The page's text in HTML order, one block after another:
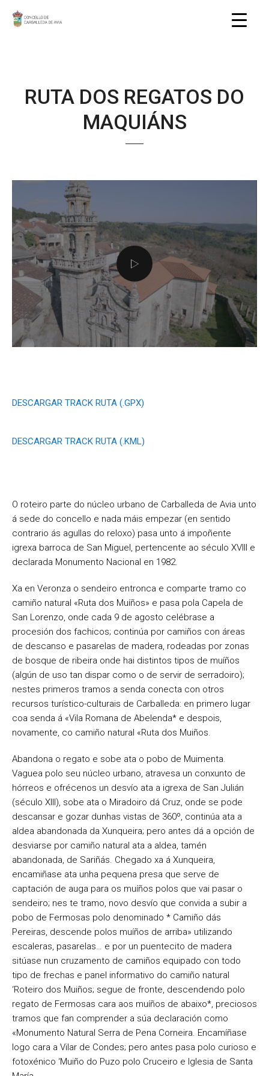
RUTA DOS REGATOS DO
MAQUIÁNS
DESCARGAR TRACK RUTA (.GPX)
DESCARGAR TRACK RUTA (.KML)
O roteiro parte do núcleo urbano de Carballeda de Avia unto
á sede do concello e nada máis empezar (en sentido
contrario ás agullas do reloxo) pasa unto á impoñente
igrexa barroca de San Miguel, pertencente ao século XVIIl e
declarada Monumento Nacional en 1982.
Xa en Veronza o sendeiro entronca e comparte tramo co
camiño natural «Ruta dos Muíños» e pasa pola Capela de
San Lorenzo, onde cada 9 de agosto celébrase a
procesión dos fachicos; continúa por camiños con áreas
de descanso e pasarelas de madera, rodeadas por zonas
de bosque de ribeira onde hai distintos tipos de muíños
(algún de uso tan dispar como o de servir de serradoiro);
nestes primeros tramos a senda conecta con otros
recursos turístico-culturais de Carballeda: en primero lugar
coa senda á «Vila Romana de Abelenda* e despois,
novamente, co camiño natural «Ruta dos Muiños.
Abandona o regato e sobe ata o pobo de Muimenta.
Vaguea polo seu núcleo urbano, atravesa un conxunto de
hórreos e ofrécenos un desvío ata a igrexa de San Julián
(século XIII), sobe ata o Miradoiro dá Cruz, onde se pode
descansar e gozar dunhas vistas de 360º, continúa ata a
aldea abandonada da Xunqueira; pero antes dá a opción de
desviarse por camiño natural ata a aldea, tamén
abandonada, de Sariñás. Chegado xa á Xunqueira,
encamiñase ata unha pequena presa que serve de
captación de auga para os muíños polos que vai pasar o
sendeiro; nes te tramo, novo desvío que convida a subir a
pobo de Fermosas polo denominado * Camiño dás
Pereiras, descende polos muíños de arriba» utilizando
escaleras, pasarelas… e por un puentecito de madera
sitúase nun cruzamento de camiños equipado con todo
tipo de frechas e panel informativo do camiño natural
‘Roteiro dos Muiños; segue de fronte, descendendo polo
regato de Fermosas cara aos muíños de abaixo*, preciosos
tramos que fan comprender a súa declaración como
«Monumento Natural Serra de Pena Corneira. Encamíñase
logo cara a Vilar de Condes; pero antes pasa polo curioso e
fotoxénico ‘Muiño do Puzo polo Cruceiro e Iglesia de Santa